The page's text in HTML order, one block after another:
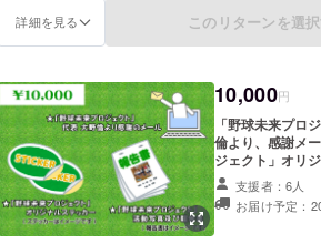
「投げられないなら、バットで」と奮闘し
売ジャイアンツにプロ入りすることができま
広沢克己さん・石井浩朗さん・松井秀樹・高
ターが活躍しており、圧倒的な実力に今度は
壊』しました。それでも７年間、プロ野球選
追いつこうと必死にもがき頑張りました。
そのプロ野球人生の中でも、今でも忘れら
い出があります。結果的にプロ野球人生最後
詳細を見る このリターンを選
10,000円
「野球未来プロ
倫より、感謝メ
ジェクト」オリ
（2枚） 「野球
活動写真及び報告
支援者：6人
お届け予定：